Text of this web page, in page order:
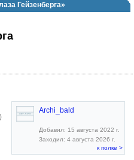
Гейзенберга»
Archi_bald
Добавил: 15 августа 2022 г.
Заходил: 4 августа 2026 г.
к полке >